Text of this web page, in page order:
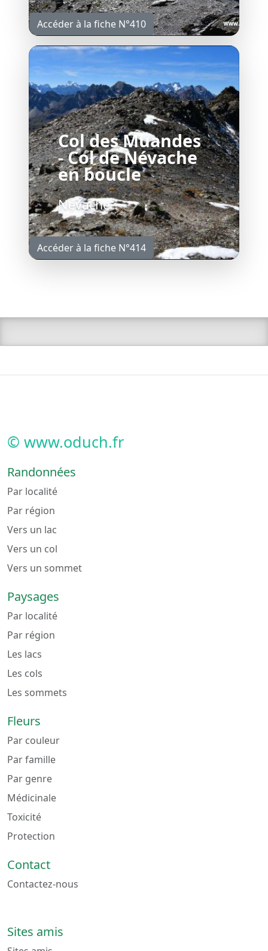
Accéder à la fiche N°410
Col des Muandes
- Col de Névache
en boucle
Névache
Accéder à la fiche N°414
© www.oduch.fr
Randonnées
Par localité
Par région
Vers un lac
Vers un col
Vers un sommet
Paysages
Par localité
Par région
Les lacs
Les cols
Les sommets
Fleurs
Par couleur
Par famille
Par genre
Médicinale
Toxicité
Protection
Contact
Contactez-nous
Sites amis